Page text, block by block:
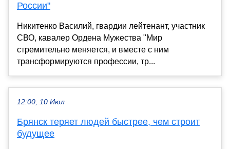
России"
Никитенко Василий, гвардии лейтенант, участник
СВО, кавалер Ордена Мужества "Мир
стремительно меняется, и вместе с ним
трансформируются профессии, тр...
12:00, 10 Июл
Брянск теряет людей быстрее, чем строит
будущее